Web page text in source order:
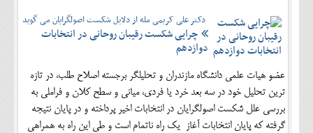
دکتر علی کریمی مله از دلایل شکست اصولگرایان می گوید
چرایی شکست رقیبان روحانی در انتخابات
دوازدهم
عضو هیات علمی دانشگاه مازندران و تحلیلگر برجسته اصلاح طلب، در تازه
ترین تحلیل خود در سه بعد خرد یا فردی، میانی و سطح کلان و فراملی به
بررسی علل شکست اصولگرایان در انتخابات اخیر پرداخته و در پایان نتیجه
گرفته که پایان انتخابات آغاز یک راه ناتمام است و طی این راه به همراهی